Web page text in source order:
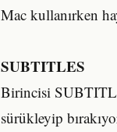
Mac kullanırken
SUBTITLES
Birincisi
sürükleyip